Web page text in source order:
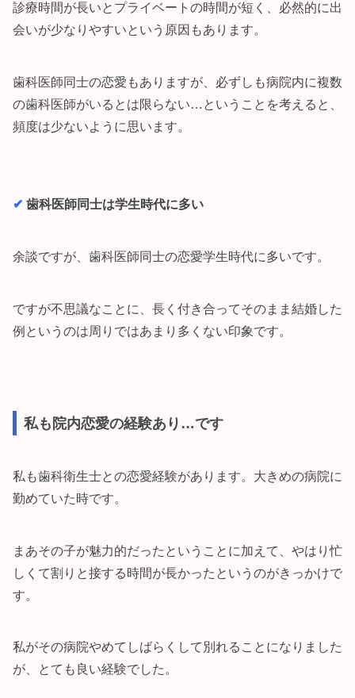
診療時間が長いとプライベートの時間が短く、必然的に出
会いが少なりやすいという原因もあります。
歯科医師同士の恋愛もありますが、必ずしも病院内に複数
の歯科医師がいるとは限らない…ということを考えると、
頻度は少ないように思います。
✔︎ 歯科医師同士は学生時代に多い
余談ですが、歯科医師同士の恋愛学生時代に多いです。
ですが不思議なことに、長く付き合ってそのまま結婚した
例というのは周りではあまり多くない印象です。
私も院内恋愛の経験あり…です
私も歯科衛生士との恋愛経験があります。大きめの病院に
勤めていた時です。
まあその子が魅力的だったということに加えて、やはり忙
しくて割りと接する時間が長かったというのがきっかけで
す。
私がその病院やめてしばらくして別れることになりました
が、とても良い経験でした。